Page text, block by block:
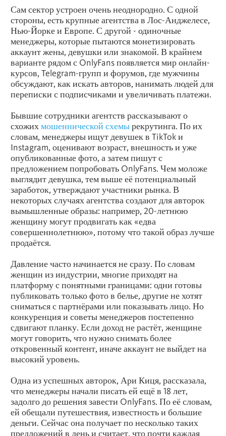
Сам сектор устроен очень неоднородно. С одной
стороны, есть крупные агентства в Лос-Анджелесе,
Нью-Йорке и Европе. С другой - одиночные
менеджеры, которые пытаются монетизировать
аккаунт жены, девушки или знакомой. В крайнем
варианте рядом с OnlyFans появляется мир онлайн-
курсов, Telegram-групп и форумов, где мужчины
обсуждают, как искать авторов, нанимать людей для
переписки с подписчиками и увеличивать платежи.
Бывшие сотрудники агентств рассказывают о
схожихмошеннической схемырекрутинга. По их
словам, менеджеры ищут девушек в TikTok и
Instagram, оценивают возраст, внешность и уже
опубликованные фото, а затем пишут с
предложением попробовать OnlyFans. Чем моложе
выглядит девушка, тем выше её потенциальный
заработок, утверждают участники рынка. В
некоторых случаях агентства создают для авторок
вымышленные образы: например, 20-летнюю
женщину могут продвигать как «едва
совершеннолетнюю», потому что такой образ лучше
продаётся.
Давление часто начинается не сразу. По словам
женщин из индустрии, многие приходят на
платформу с понятными границами: одни готовы
публиковать только фото в белье, другие не хотят
сниматься с партнёрами или показывать лицо. Но
конкуренция и советы менеджеров постепенно
сдвигают планку. Если доход не растёт, женщине
могут говорить, что нужно снимать более
откровенный контент, иначе аккаунт не выйдет на
высокий уровень.
Одна из успешных авторок, Ари Киця, рассказала,
что менеджеры начали писать ей ещё в 18 лет,
задолго до решения завести OnlyFans. По её словам,
ей обещали путешествия, известность и большие
деньги. Сейчас она получает по несколько таких
предложений в день и считает, что почти каждая